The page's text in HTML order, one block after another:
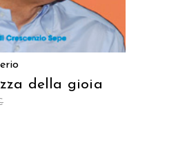
della gioia